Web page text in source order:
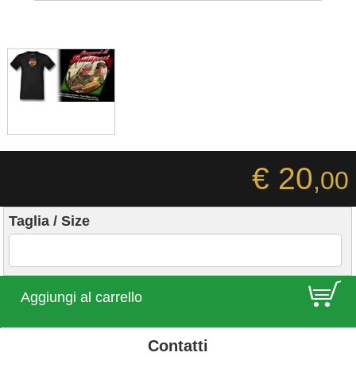
€ 20,00
Taglia / Size
Aggiungi al carrello E
Contatti